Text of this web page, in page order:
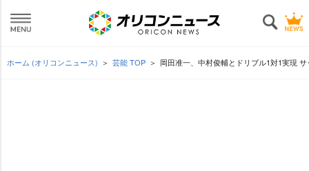
ホーム (オリコンニュース) 芸能 TOP 岡田准一、中村俊輔とドリブル1対1実現